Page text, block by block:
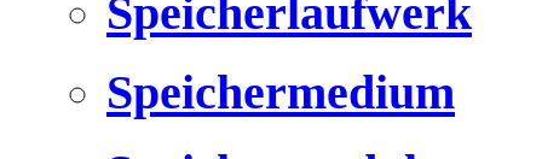
Speicherlaufwerk
Speichermedium